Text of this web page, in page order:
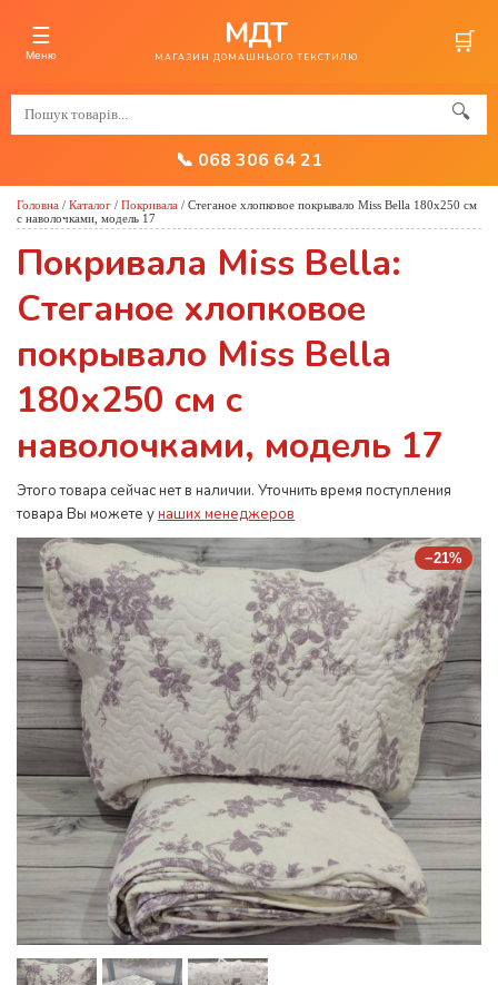
☰
Меню
МДТ
МАГАЗИН ДОМАШНЬОГО ТЕКСТИЛЮ 🛒
🔍
📞 068 306 64 21
Головна / Каталог / Покривала / Стеганое хлопковое покрывало Miss Bella 180х250 см
с наволочками, модель 17
Покривала Miss Bella:
Стеганое хлопковое
покрывало Miss Bella
180х250 см с
наволочками, модель 17
Этого товара сейчас нет в наличии. Уточнить время поступления
товара Вы можете унаших менеджеров
−21%